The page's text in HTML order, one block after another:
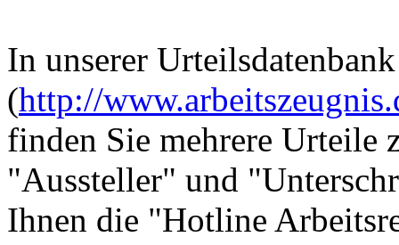
In unserer Urteilsdatenbank
(http://
finden Sie mehrere Urteile
"Aussteller" und
Ihnen die "Hotline